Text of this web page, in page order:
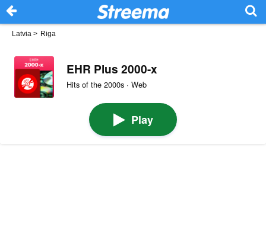
Latvia > Riga
EHR Plus 2000-x
Hits of the 2000s · Web
Play